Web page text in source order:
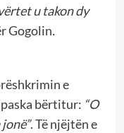
u takon dy
Gogolin.
e
paska bërtitur: “O
. Të njëjtën e